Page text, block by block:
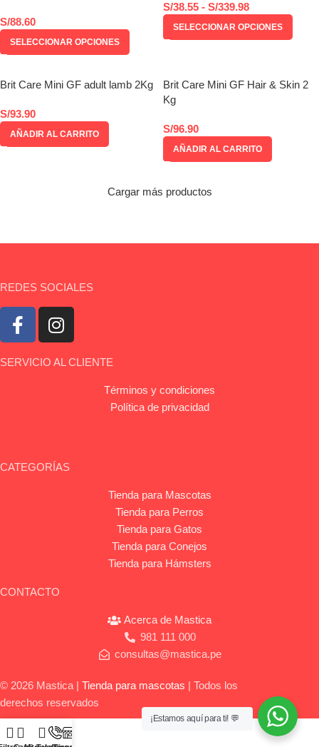
S/88.60
SELECCIONAR OPCIONES
S/38.55 - S/339.98
SELECCIONAR OPCIONES
Brit Care Mini GF adult lamb 2Kg
S/93.90
AÑADIR AL CARRITO
Brit Care Mini GF Hair & Skin 2
Kg
S/96.90
AÑADIR AL CARRITO
Cargar más productos
REDES SOCIALES
SERVICIO AL CLIENTE
Términos y condiciones
Política de privacidad
CATEGORÍAS
Tienda para Mascotas
Tienda para Perros
Tienda para Gatos
Tienda para Conejos
Tienda para Hámsters
CONTACTO
Acerca de Mastica
981 111 000
consultas@mastica.pe
© 2026 Mastica | Tienda para mascotas | Todos los
derechos reservados
¡Estamos aquí para ti! 💬